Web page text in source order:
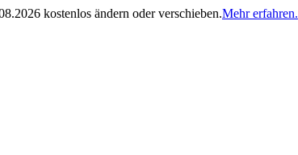
kostenlos ändern oder verschieben.Mehr erfahren.